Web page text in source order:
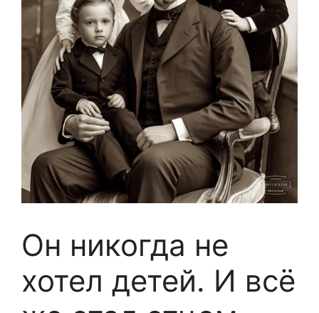
Он никогда не
хотел детей. И всё